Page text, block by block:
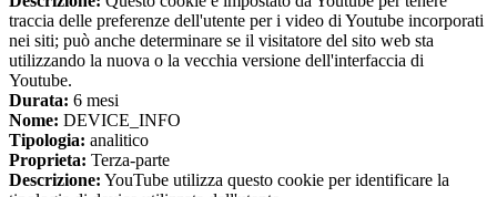
traccia delle preferenze dell'utente per i video di Youtube incorporati
nei siti; può anche determinare se il visitatore del sito web sta
utilizzando la nuova o la vecchia versione dell'interfaccia di
Youtube.
Durata: 6 mesi
Nome: DEVICE_INFO
Tipologia: analitico
Proprieta: Terza-parte
Descrizione: YouTube utilizza questo cookie per identificare la